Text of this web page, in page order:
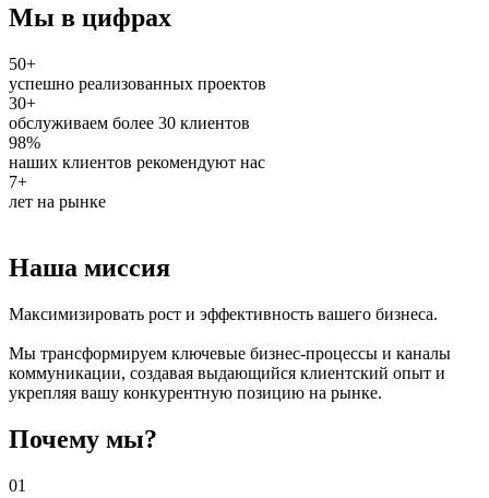
Мы в цифрах
50+
успешно реализованных проектов
30+
обслуживаем более 30 клиентов
98%
наших клиентов рекомендуют нас
7+
лет на рынке
Наша миссия
Максимизировать рост и эффективность вашего бизнеса.
Мы трансформируем ключевые бизнес-процессы и каналы
коммуникации, создавая выдающийся клиентский опыт и
укрепляя вашу конкурентную позицию на рынке.
Почему мы?
01